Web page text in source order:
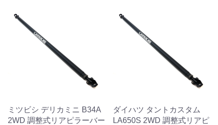
ミツビシ デリカミニ B34A
2WD 調整式リアピラーバー
ダイハツ タントカスタム
LA650S 2WD 調整式リアピ